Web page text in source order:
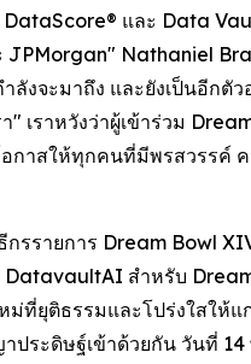
และ Data
Nathaniel
งจะมาถึง และยังเป็นอีก
ราหวังว่าผู้เข้าร่วม
อกาสให้ทุกคนที่มีพรสวรร
รายการ Dream Bowl
สำหรับ
ม่ที่ยุติธรรมและโปร่งใสใ
ระดิษฐ์เข้าด้วยกัน วันที่